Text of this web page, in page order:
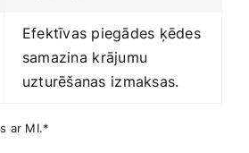
Efektīvas piegādes ķēdes⁣
samazina ⁢krājumu
uzturēšanas ⁢izmaksas.
ar MI.*